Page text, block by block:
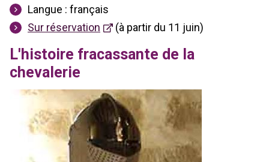
Langue : français
Sur réservation
(à partir du 11 juin)
L'histoire fracassante de la
chevalerie